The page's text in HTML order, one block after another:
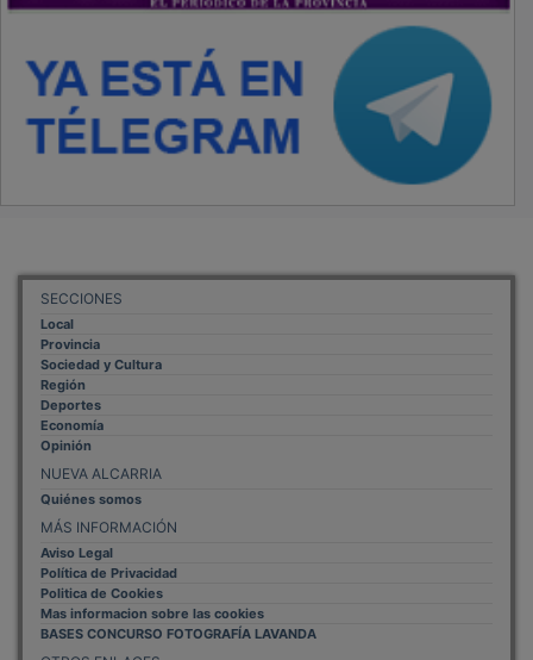
SECCIONES
Local
Provincia
Sociedad y Cultura
Región
Deportes
Economía
Opinión
NUEVA ALCARRIA
Quiénes somos
MÁS INFORMACIÓN
Aviso Legal
Política de Privacidad
Politica de Cookies
Mas informacion sobre las cookies
BASES CONCURSO FOTOGRAFÍA LAVANDA